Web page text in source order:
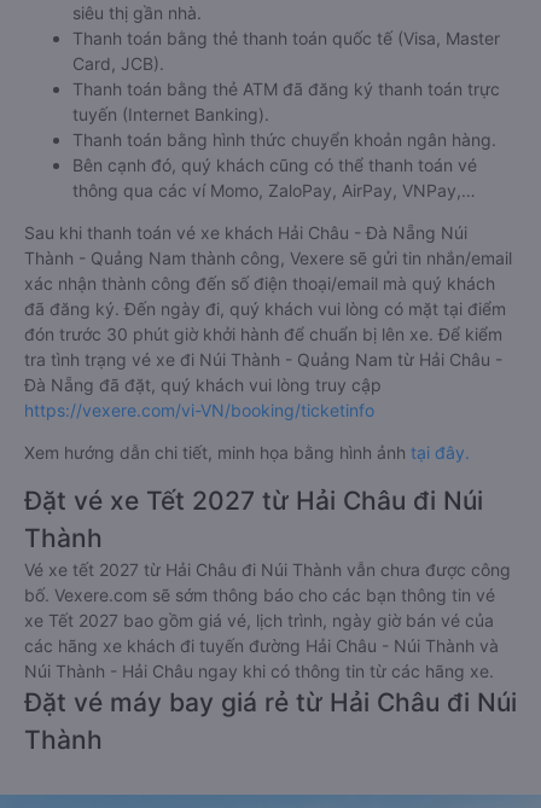
siêu thị gần nhà.
Thanh toán bằng thẻ thanh toán quốc tế (Visa, Master
Card, JCB).
Thanh toán bằng thẻ ATM đã đăng ký thanh toán trực
tuyến (Internet Banking).
Thanh toán bằng hình thức chuyển khoản ngân hàng.
Bên cạnh đó, quý khách cũng có thể thanh toán vé
thông qua các ví Momo, ZaloPay, AirPay, VNPay,…
Sau khi thanh toán vé xe khách Hải Châu - Đà Nẵng Núi
Thành - Quảng Nam thành công, Vexere sẽ gửi tin nhắn/email
xác nhận thành công đến số điện thoại/email mà quý khách
đã đăng ký. Đến ngày đi, quý khách vui lòng có mặt tại điểm
đón trước 30 phút giờ khởi hành để chuẩn bị lên xe. Để kiểm
tra tình trạng vé xe đi Núi Thành - Quảng Nam từ Hải Châu -
Đà Nẵng đã đặt, quý khách vui lòng truy cập
https://vexere.com/vi-VN/booking/ticketinfo
Xem hướng dẫn chi tiết, minh họa bằng hình ảnh tại đây.
Đặt vé xe Tết 2027 từ Hải Châu đi Núi
Thành
Vé xe tết 2027 từ Hải Châu đi Núi Thành vẫn chưa được công
bố. Vexere.com sẽ sớm thông báo cho các bạn thông tin vé
xe Tết 2027 bao gồm giá vé, lịch trình, ngày giờ bán vé của
các hãng xe khách đi tuyến đường Hải Châu - Núi Thành và
Núi Thành - Hải Châu ngay khi có thông tin từ các hãng xe.
Đặt vé máy bay giá rẻ từ Hải Châu đi Núi
Thành